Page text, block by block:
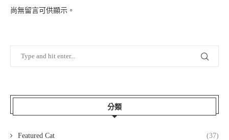
尚無留言可供顯示。
分類
Featured Cat (37)